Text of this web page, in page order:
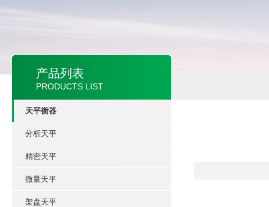
产品列表
PRODUCTS LIST
天平衡器
分析天平
精密天平
微量天平
架盘天平